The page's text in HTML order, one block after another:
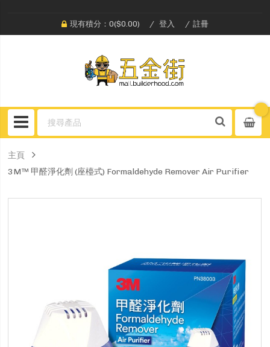
現有積分：0($0.00) 登入 註冊
主頁
3M™ 甲醛淨化劑 (座檯式) Formaldehyde Remover Air Purifier